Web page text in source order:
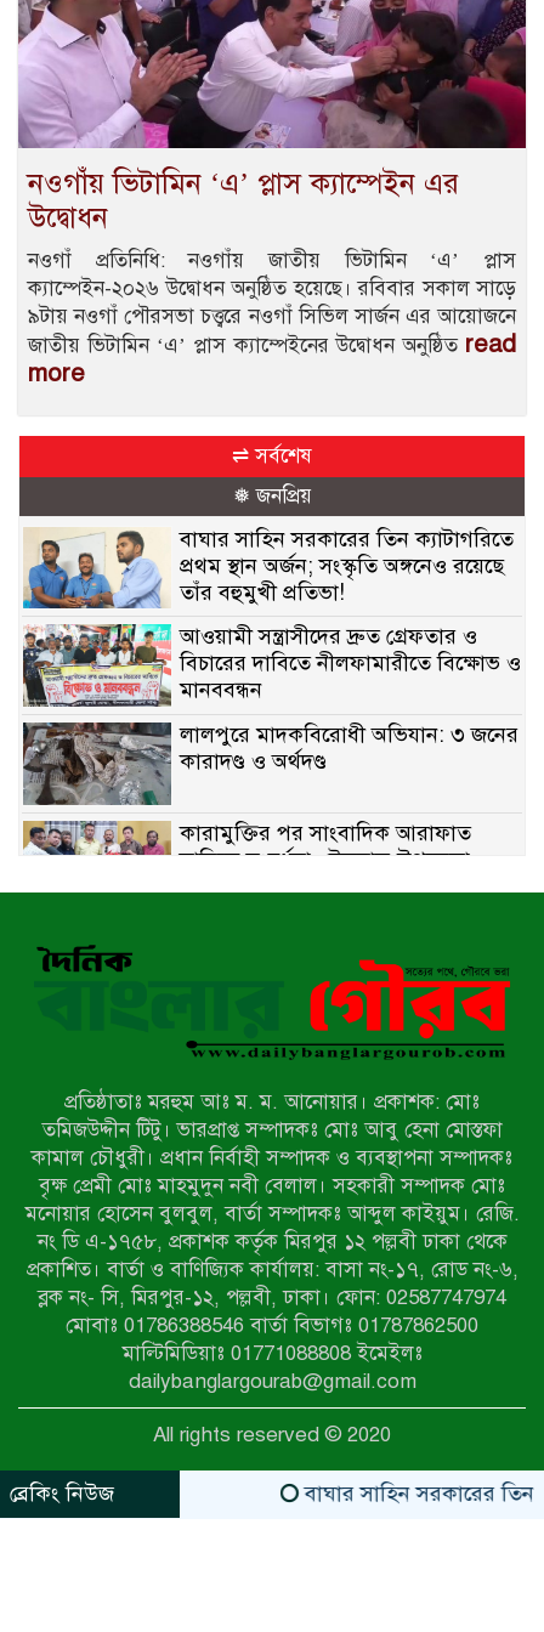
নওগাঁয় ভিটামিন ‘এ’ প্লাস ক্যাম্পেইন এর
উদ্বোধন
নওগাঁ প্রতিনিধি: নওগাঁয় জাতীয় ভিটামিন ‘এ’ প্লাস
ক্যাম্পেইন-২০২৬ উদ্বোধন অনুষ্ঠিত হয়েছে। রবিবার সকাল সাড়ে
৯টায় নওগাঁ পৌরসভা চত্ত্বরে নওগাঁ সিভিল সার্জন এর আয়োজনে
জাতীয় ভিটামিন ‘এ’ প্লাস ক্যাম্পেইনের উদ্বোধন অনুষ্ঠিত read
more
⇌ সর্বশেষ
❅ জনপ্রিয়
বাঘার সাহিন সরকারের তিন ক্যাটাগরিতে
প্রথম স্থান অর্জন; সংস্কৃতি অঙ্গনেও রয়েছে
তাঁর বহুমুখী প্রতিভা!
আওয়ামী সন্ত্রাসীদের দ্রুত গ্রেফতার ও
বিচারের দাবিতে নীলফামারীতে বিক্ষোভ ও
মানববন্ধন
লালপুরে মাদকবিরোধী অভিযান: ৩ জনের
কারাদণ্ড ও অর্থদণ্ড
কারামুক্তির পর সাংবাদিক আরাফাত
সানিকে সংবর্ধনা, টেকনাফ উপজেলা
প্রেসক্লাবের ফুলেল শুভেচ্ছা
মিয়ানমারের সীমান্তে স্থলমাইন বিস্ফোরণ:
উখিয়ার এক যুবকের পা বিচ্ছিন্ন
৭ম শ্রেণি পড়ুয়া কন্যাকে উত্ত্যক্ত করার
প্রতিবাদ করায় পিতাকে কু*পি*য়ে
জ*খ*ম…!!
জুলাই গণঅভ্যুত্থান দিবস-২০২৬ উপলক্ষে
নীলফামারীতে শহিদদের স্মরণে দোয়া
মাহফিল ও আলোচনা সভা অনুষ্ঠিত
বেলকুচিতে বজ্রপাতে শিক্ষার্থীর মৃত্যু
বেলকুচিতে গণঅভ্যুত্থান দিবসে ইসলামী
আন্দোলনের গণমিছিল ও গণহত্যার
বিচারের দাবি
প্রতিষ্ঠাতাঃ মরহুম আঃ ম. ম. আনোয়ার। প্রকাশক: মোঃ
তমিজউদ্দীন টিটু। ভারপ্রাপ্ত সম্পাদকঃ মোঃ আবু হেনা মোস্তফা
কামাল চৌধুরী। প্রধান নির্বাহী সম্পাদক ও ব্যবস্থাপনা সম্পাদকঃ
বৃক্ষ প্রেমী মোঃ মাহমুদুন নবী বেলাল। সহকারী সম্পাদক মোঃ
মনোয়ার হোসেন বুলবুল, বার্তা সম্পাদকঃ আব্দুল কাইয়ুম। রেজি.
নং ডি এ-১৭৫৮, প্রকাশক কর্তৃক মিরপুর ১২ পল্লবী ঢাকা থেকে
প্রকাশিত। বার্তা ও বাণিজ্যিক কার্যালয়: বাসা নং-১৭, রোড নং-৬,
ব্লক নং- সি, মিরপুর-১২, পল্লবী, ঢাকা। ফোন: 02587747974
মোবাঃ 01786388546 বার্তা বিভাগঃ 01787862500
মাল্টিমিডিয়াঃ 01771088808 ইমেইলঃ
dailybanglargourab@gmail.com
All rights reserved © 2020
ব্রেকিং নিউজ
বাঘার সাহিন সরকারের তিন